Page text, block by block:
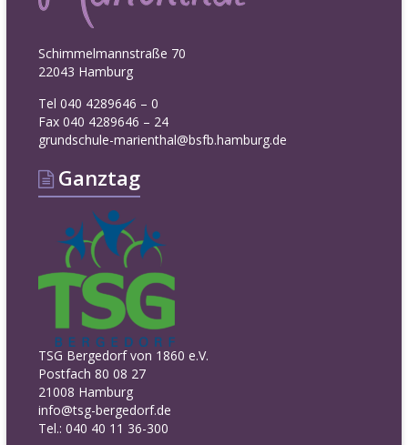
Schimmelmannstraße 70
22043 Hamburg
Tel 040 4289646 – 0
Fax 040 4289646 – 24
grundschule-marienthal@bsfb.hamburg.de
Ganztag
TSG Bergedorf von 1860 e.V.
Postfach 80 08 27
21008 Hamburg
info@tsg-bergedorf.de
Tel.: 040 40 11 36-300